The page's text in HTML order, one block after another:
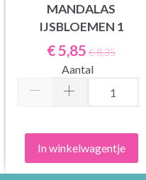
MANDALAS
IJSBLOEMEN 1
€ 5,85 € 8,35
Aantal
In winkelwagentje